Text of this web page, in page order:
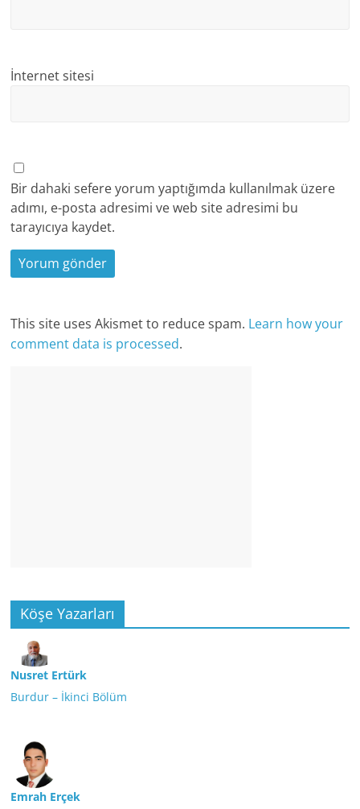
İnternet sitesi
Bir dahaki sefere yorum yaptığımda kullanılmak üzere
adımı, e-posta adresimi ve web site adresimi bu
tarayıcıya kaydet.
This site uses Akismet to reduce spam. Learn how your
comment data is processed.
Köşe Yazarları
Nusret Ertürk
Burdur – İkinci Bölüm
Emrah Erçek